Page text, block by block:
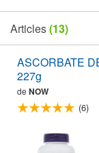
Articles(13)
ASCORBATE
227g
de NOW
(6)